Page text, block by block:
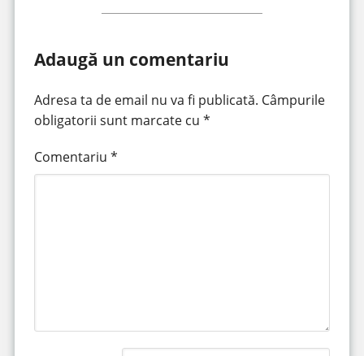
Adaugă un comentariu
Adresa ta de email nu va fi publicată. Câmpurile
obligatorii sunt marcate cu *
Comentariu *